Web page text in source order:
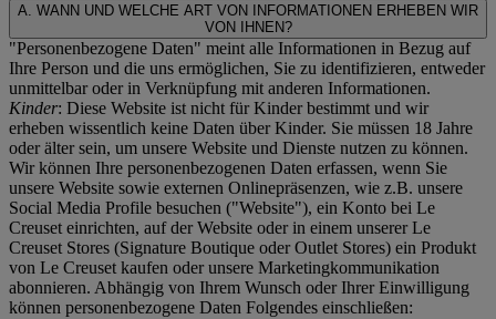
A. WANN UND WELCHE ART VON INFORMATIONEN ERHEBEN WIR
VON IHNEN?
"Personenbezogene Daten" meint alle Informationen in Bezug auf
Ihre Person und die uns ermöglichen, Sie zu identifizieren, entweder
unmittelbar oder in Verknüpfung mit anderen Informationen.
Kinder: Diese Website ist nicht für Kinder bestimmt und wir
erheben wissentlich keine Daten über Kinder. Sie müssen 18 Jahre
oder älter sein, um unsere Website und Dienste nutzen zu können.
Wir können Ihre personenbezogenen Daten erfassen, wenn Sie
unsere Website sowie externen Onlinepräsenzen, wie z.B. unsere
Social Media Profile besuchen ("Website"), ein Konto bei Le
Creuset einrichten, auf der Website oder in einem unserer Le
Creuset Stores (Signature Boutique oder Outlet Stores) ein Produkt
von Le Creuset kaufen oder unsere Marketingkommunikation
abonnieren. Abhängig von Ihrem Wunsch oder Ihrer Einwilligung
können personenbezogene Daten Folgendes einschließen: